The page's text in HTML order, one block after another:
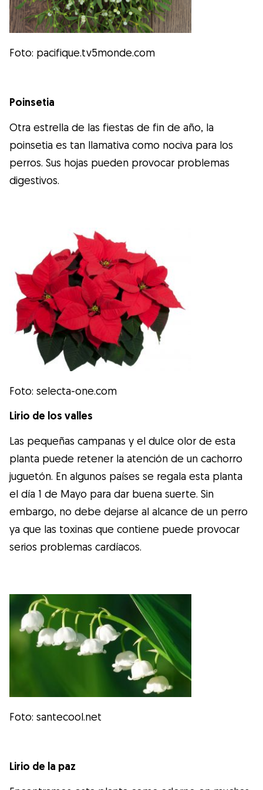
Foto: pacifique.tv5monde.com
Poinsetia
Otra estrella de las fiestas de fin de año, la
poinsetia es tan llamativa como nociva para los
perros. Sus hojas pueden provocar problemas
digestivos.
Foto: selecta-one.com
Lirio de los valles
Las pequeñas campanas y el dulce olor de esta
planta puede retener la atención de un cachorro
juguetón. En algunos países se regala esta planta
el día 1 de Mayo para dar buena suerte. Sin
embargo, no debe dejarse al alcance de un perro
ya que las toxinas que contiene puede provocar
serios problemas cardíacos.
Foto: santecool.net
Lirio de la paz